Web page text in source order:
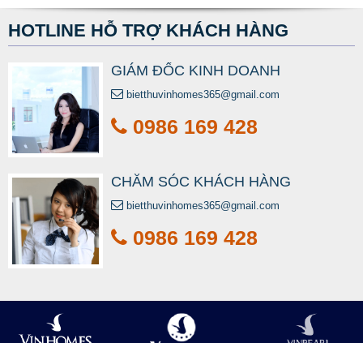
HOTLINE HỖ TRỢ KHÁCH HÀNG
GIÁM ĐỐC KINH DOANH
bietthuvinhomes365@gmail.com
0986 169 428
CHĂM SÓC KHÁCH HÀNG
bietthuvinhomes365@gmail.com
0986 169 428